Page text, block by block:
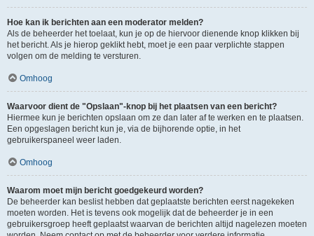
Hoe kan ik berichten aan een moderator melden?
Als de beheerder het toelaat, kun je op de hiervoor dienende knop klikken bij
het bericht. Als je hierop geklikt hebt, moet je een paar verplichte stappen
volgen om de melding te versturen.
Omhoog
Waarvoor dient de "Opslaan"-knop bij het plaatsen van een bericht?
Hiermee kun je berichten opslaan om ze dan later af te werken en te plaatsen.
Een opgeslagen bericht kun je, via de bijhorende optie, in het
gebruikerspaneel weer laden.
Omhoog
Waarom moet mijn bericht goedgekeurd worden?
De beheerder kan beslist hebben dat geplaatste berichten eerst nagekeken
moeten worden. Het is tevens ook mogelijk dat de beheerder je in een
gebruikersgroep heeft geplaatst waarvan de berichten altijd nagelezen moeten